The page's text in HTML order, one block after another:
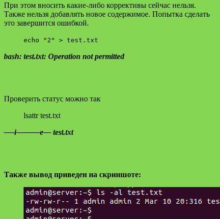
При этом вносить какие-либо коррективы сейчас нельзя.
Также нельзя добавлять новое содержимое. Попытка сделать
это завершится ошибкой.
echo "2" > test.txt
bash: test.txt: Operation not permitted
Проверить статус можно так
lsattr test.txt
—-i———e— test.txt
Также вывод приведен на скриншоте: